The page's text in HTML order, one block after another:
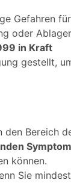
Gefahren
oder
in Kraft
gestellt,
den Bereich
können.
Sie